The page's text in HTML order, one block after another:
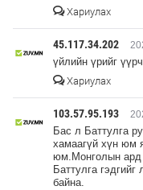
Хариулах
45.117.34.202
үйлийн үрийг
Хариулах
103.57.95.193
Бас л Баттулга
хамаагүй хүн юм
юм.Монголын ард
Баттулга
байна.